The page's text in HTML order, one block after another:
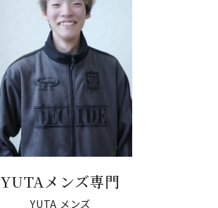
YUTAメンズ専門
YUTA メンズ